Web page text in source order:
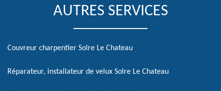
AUTRES SERVICES
Couvreur charpentier Solre Le Chateau
Réparateur, installateur de velux Solre Le Chateau